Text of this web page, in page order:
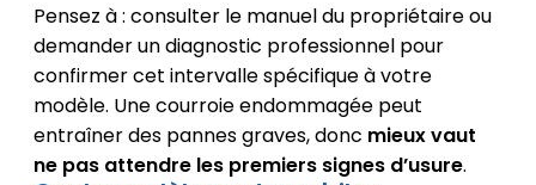
Pensez à : consulter le manuel du propriétaire ou
demander un diagnostic professionnel pour
confirmer cet intervalle spécifique à votre
modèle. Une courroie endommagée peut
entraîner des pannes graves, donc mieux vaut
ne pas attendre les premiers signes d’usure.